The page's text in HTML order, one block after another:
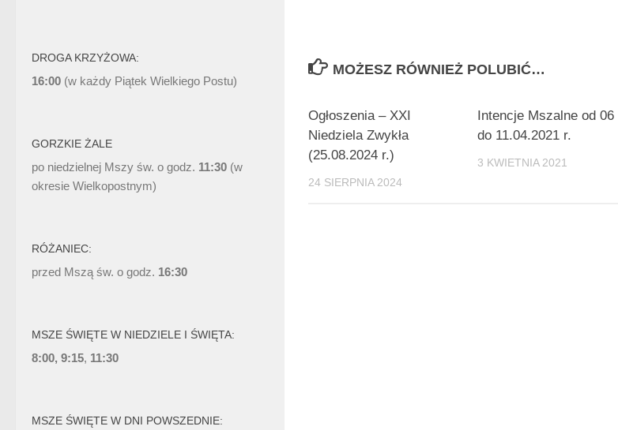
MOŻESZ RÓWNIEŻ POLUBIĆ…
Ogłoszenia – XXI
Niedziela Zwykła
(25.08.2024 r.)
24 SIERPNIA 2024
Intencje Mszalne od 06
do 11.04.2021 r.
3 KWIETNIA 2021
DROGA KRZYŻOWA:
16:00 (w każdy Piątek Wielkiego Postu)
GORZKIE ŻALE
po niedzielnej Mszy św. o godz. 11:30 (w
okresie Wielkopostnym)
RÓŻANIEC:
przed Mszą św. o godz. 16:30
MSZE ŚWIĘTE W NIEDZIELE I ŚWIĘTA:
8:00, 9:15, 11:30
MSZE ŚWIĘTE W DNI POWSZEDNIE: